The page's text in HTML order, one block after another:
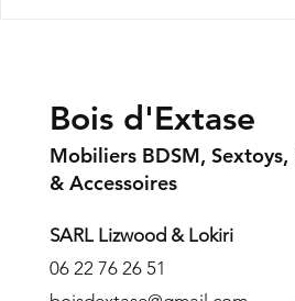
Bois d'Extase
Mobiliers BDSM, Sextoys,
& Accessoires
SARL Lizwood & Lokiri
06 22 76 26 51